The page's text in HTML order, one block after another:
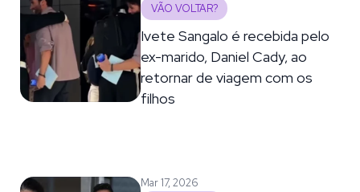
VÃO VOLTAR?
Ivete Sangalo é recebida pelo
ex-marido, Daniel Cady, ao
retornar de viagem com os
filhos
Mar 17, 2026